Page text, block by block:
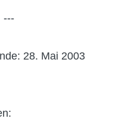
---
28. Mai 2003